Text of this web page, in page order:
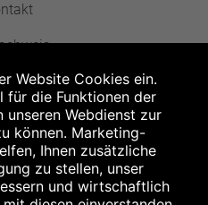
der Vorrat reicht. Für Druck-
Sie die Packungsbeilage und fragen
Website Cookies ein.
für die Funktionen der
unseren Webdienst zur
können. Marketing-
Ihnen zusätzliche
zu stellen, unser
und wirtschaftlich